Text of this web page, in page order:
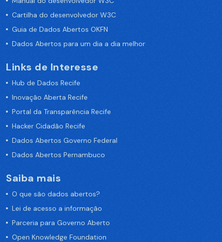
Cartilha do desenvolvedor W3C
Guia de Dados Abertos OKFN
Dados Abertos para um dia a dia melhor
Links de Interesse
Hub de Dados Recife
Inovação Aberta Recife
Portal da Transparência Recife
Hacker Cidadão Recife
Dados Abertos Governo Federal
Dados Abertos Pernambuco
Saiba mais
O que são dados abertos?
Lei de acesso a informação
Parceria para Governo Aberto
Open Knowledge Foundation